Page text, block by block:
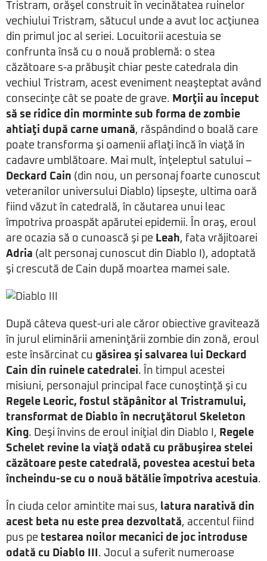
Tristram, orăşel construit în vecinătatea ruinelor
vechiului Tristram, sătucul unde a avut loc acţiunea
din primul joc al seriei. Locuitorii acestuia se
confrunta însă cu o nouă problemă: o stea
căzătoare s-a prăbuşit chiar peste catedrala din
vechiul Tristram, acest eveniment neaşteptat având
consecinţe cât se poate de grave. Morţii au început
să se ridice din morminte sub forma de zombie
ahtiaţi după carne umană, răspândind o boală care
poate transforma şi oamenii aflaţi încă în viaţă în
cadavre umblătoare. Mai mult, înţeleptul satului –
Deckard Cain (din nou, un personaj foarte cunoscut
veteranilor universului Diablo) lipseşte, ultima oară
fiind văzut în catedrală, în căutarea unui leac
împotriva proaspăt apărutei epidemii. În oraş, eroul
are ocazia să o cunoască şi pe Leah, fata vrăjitoarei
Adria (alt personaj cunoscut din Diablo I), adoptată
şi crescută de Cain după moartea mamei sale.
După câteva quest-uri ale căror obiective gravitează
în jurul eliminării ameninţării zombie din zonă, eroul
este însărcinat cu găsirea şi salvarea lui Deckard
Cain din ruinele catedralei. În timpul acestei
misiuni, personajul principal face cunoştinţă şi cu
Regele Leoric, fostul stăpânitor al Tristramului,
transformat de Diablo în necruţătorul Skeleton
King. Deşi învins de eroul iniţial din Diablo I, Regele
Schelet revine la viaţă odată cu prăbuşirea stelei
căzătoare peste catedrală, povestea acestui beta
încheindu-se cu o nouă bătălie împotriva acestuia.
În ciuda celor amintite mai sus, latura narativă din
acest beta nu este prea dezvoltată, accentul fiind
pus pe testarea noilor mecanici de joc introduse
odată cu Diablo III . Jocul a suferit numeroase